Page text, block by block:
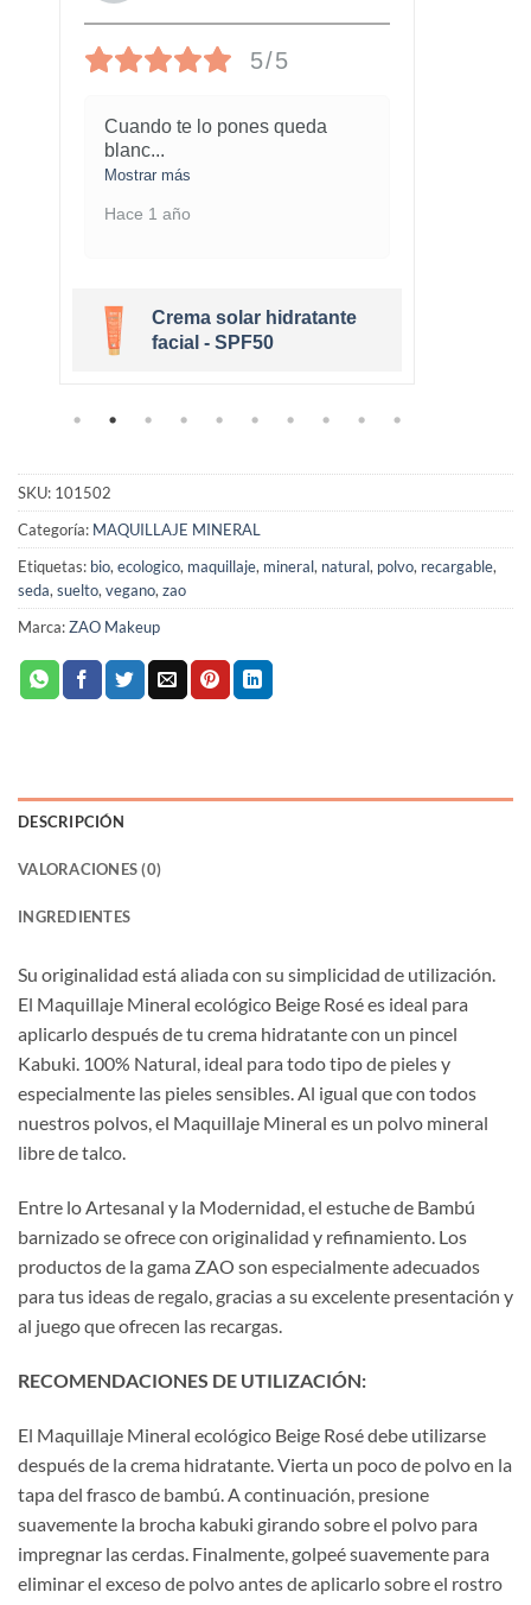
5/5
Cuando te lo pones queda
blanc...
Mostrar más
Hace 1 año
Crema solar hidratante
facial - SPF50
SKU: 101502
Categoría: MAQUILLAJE MINERAL
Etiquetas: bio,ecologico, maquillaje, mineral, natural, polvo, recargable,
seda,suelto,vegano,zao
Marca:ZAO Makeup
DESCRIPCIÓN
VALORACIONES (0)
INGREDIENTES
Su originalidad está aliada con su simplicidad de utilización.
El Maquillaje Mineral ecológico Beige Rosé es ideal para
aplicarlo después de tu crema hidratante con un pincel
Kabuki. 100% Natural, ideal para todo tipo de pieles y
especialmente las pieles sensibles. Al igual que con todos
nuestros polvos, el Maquillaje Mineral es un polvo mineral
libre de talco.
Entre lo Artesanal y la Modernidad, el estuche de Bambú
barnizado se ofrece con originalidad y refinamiento. Los
productos de la gama ZAO son especialmente adecuados
para tus ideas de regalo, gracias a su excelente presentación y
al juego que ofrecen las recargas.
RECOMENDACIONES DE UTILIZACIÓN:
El Maquillaje Mineral ecológico Beige Rosé debe utilizarse
después de la crema hidratante. Vierta un poco de polvo en la
tapa del frasco de bambú. A continuación, presione
suavemente la brocha kabuki girando sobre el polvo para
impregnar las cerdas. Finalmente, golpeé suavemente para
eliminar el exceso de polvo antes de aplicarlo sobre el rostro